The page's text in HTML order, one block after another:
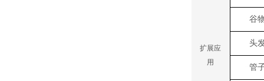
扩展应
用
谷
头
管